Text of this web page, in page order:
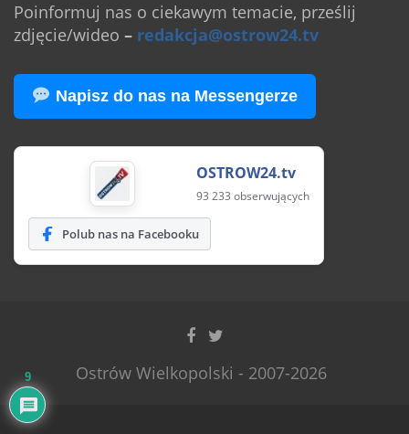
Poinformuj nas o ciekawym temacie, prześlij
zdjęcie/wideo – redakcja@ostrow24.tv
Napisz do nas na Messengerze
OSTROW24.tv
93 233 obserwujących
Polub nas na Facebooku
Ostrów Wielkopolski - 2007-2026
9